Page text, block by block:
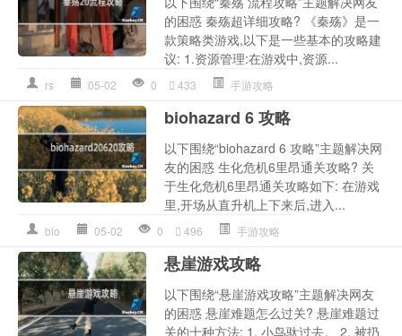
的困惑 秦殇超详细攻略? 《秦殇》是一
款策略类游戏,以下是一些基本的攻略建
议: 1.资源管理:在游戏中,资源...
rs 05-02 0 433 手游攻略
biohazard 6 攻略
以下围绕“biohazard 6 攻略”主题解决网
友的困惑 生化危机6里昂通关攻略? 关
于生化危机6里昂通关攻略如下: 在游戏
里,开场从直升机上下来后,进入...
bio 05-02 0 496 手游攻略
悬崖游戏攻略
以下围绕“悬崖游戏攻略”主题解决网友
的困惑 悬崖难题怎么过关? 悬崖难题过
关的十种方法: 1. 小鸟驮过去。 2. 被扔